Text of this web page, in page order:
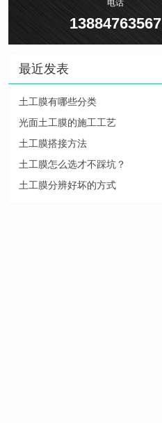
电话
13884763567
最近发表
土工膜有哪些分类
光面土工膜的施工工艺
土工膜搭接方法
土工膜怎么选才不踩坑？
土工膜分辨好坏的方式